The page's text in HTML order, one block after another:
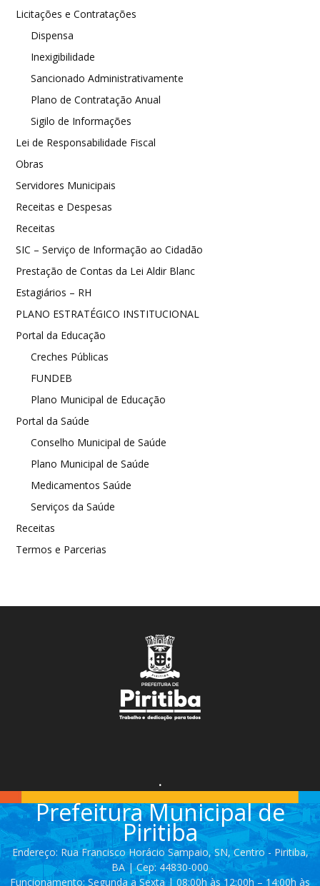
Licitações e Contratações
Dispensa
Inexigibilidade
Sancionado Administrativamente
Plano de Contratação Anual
Sigilo de Informações
Lei de Responsabilidade Fiscal
Obras
Servidores Municipais
Receitas e Despesas
Receitas
SIC – Serviço de Informação ao Cidadão
Prestação de Contas da Lei Aldir Blanc
Estagiários – RH
PLANO ESTRATÉGICO INSTITUCIONAL
Portal da Educação
Creches Públicas
FUNDEB
Plano Municipal de Educação
Portal da Saúde
Conselho Municipal de Saúde
Plano Municipal de Saúde
Medicamentos Saúde
Serviços da Saúde
Receitas
Termos e Parcerias
.
Prefeitura Municipal de
Piritiba
Endereço: Rua Francisco Horácio Sampaio, SN, Centro - Piritiba,
BA | Cep: 44830-000
Funcionamento: Segunda a Sexta | 08:00h às 12:00h – 14:00h às